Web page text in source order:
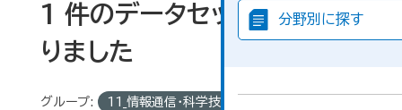
分野別に探す
1 件のデータセットが見つか
りました
グループ: 11_情報通信・科学技術